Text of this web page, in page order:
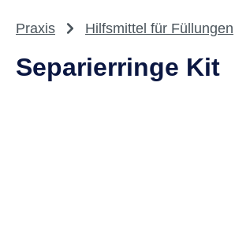
Praxis Hilfsmittel für Füllungen
Separierringe Kit